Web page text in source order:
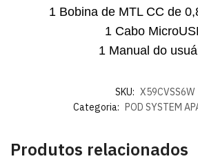
1 Bobina de MTL CC de
1 Cabo
1 Manual do
SKU: X59CVSS6W
Categoria: POD SYSTEM
Produtos relacionados